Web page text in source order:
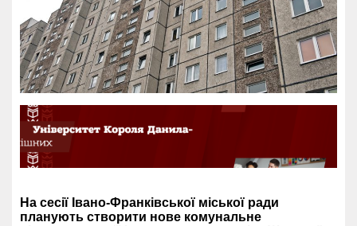
На сесії Івано-Франківської міської ради
планують створити нове комунальне